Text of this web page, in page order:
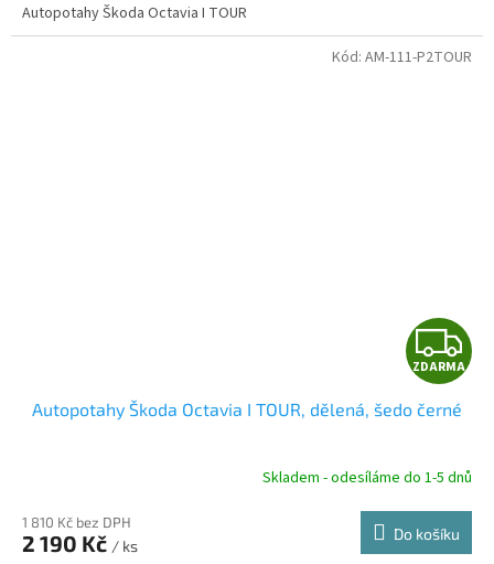
Autopotahy Škoda Octavia I TOUR
Z
D
R
ZDARMA
Autopotahy Škoda Octavia I TOUR, dělená, šedo černé
Skladem - odesíláme do 1-5 dnů
1 810 Kč bez DPH
2 190 Kč / ks
Do košíku
Kód: AM-111-P2TOUR